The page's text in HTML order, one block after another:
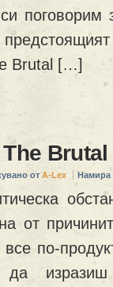
поговорим
Brutal […]
от A-Lex Намира
от
по-
да